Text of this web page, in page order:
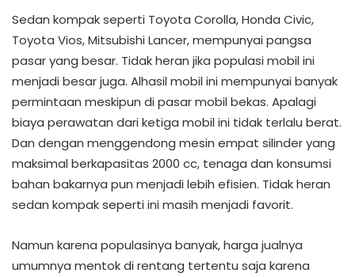
Sedan kompak seperti Toyota Corolla, Honda Civic,
Toyota Vios, Mitsubishi Lancer, mempunyai pangsa
pasar yang besar. Tidak heran jika populasi mobil ini
menjadi besar juga. Alhasil mobil ini mempunyai banyak
permintaan meskipun di pasar mobil bekas. Apalagi
biaya perawatan dari ketiga mobil ini tidak terlalu berat.
Dan dengan menggendong mesin empat silinder yang
maksimal berkapasitas 2000 cc, tenaga dan konsumsi
bahan bakarnya pun menjadi lebih efisien. Tidak heran
sedan kompak seperti ini masih menjadi favorit.
Namun karena populasinya banyak, harga jualnya
umumnya mentok di rentang tertentu saja karena